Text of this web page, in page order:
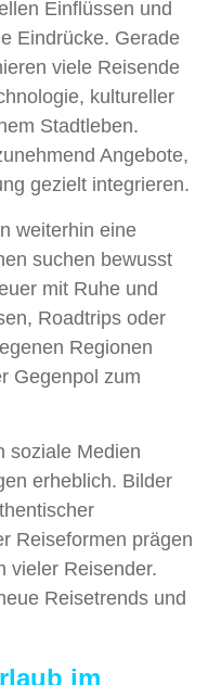
Einflüssen und
Eindrücke. Gerade
viele Reisende
kultureller
Stadtleben.
Angebote,
gezielt integrieren.
weiterhin eine
suchen bewusst
mit Ruhe und
Roadtrips oder
Regionen
Gegenpol zum
soziale Medien
erheblich. Bilder
Reiseformen prägen
vieler Reisender.
Reisetrends und
im